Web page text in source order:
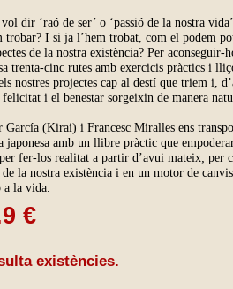
vol dir ‘raó de ser’ o ‘passió de la nostra
trobar? I si ja l’hem trobat, com el podem
de la nostra existència? Per aconseguir-
trenta-cinc rutes amb exercicis pràctics i
nostres projectes cap al destí que triem i,
felicitat i el benestar sorgeixin de manera
García (Kirai) i Francesc Miralles ens
japonesa amb un llibre pràctic que
fer-los realitat a partir d’avui mateix; per
de la nostra existència i en un motor de
a la vida.
€
existències.